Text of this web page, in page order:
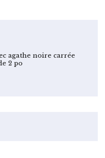
agathe noire carrée
2 po